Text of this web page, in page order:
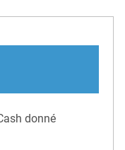
donné